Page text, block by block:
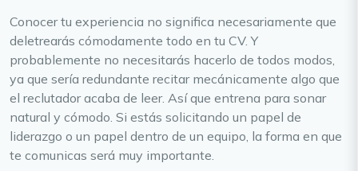
Conocer tu experiencia no significa necesariamente que
deletrearás cómodamente todo en tu CV. Y
probablemente no necesitarás hacerlo de todos modos,
ya que sería redundante recitar mecánicamente algo que
el reclutador acaba de leer. Así que entrena para sonar
natural y cómodo. Si estás solicitando un papel de
liderazgo o un papel dentro de un equipo, la forma en que
te comunicas será muy importante.